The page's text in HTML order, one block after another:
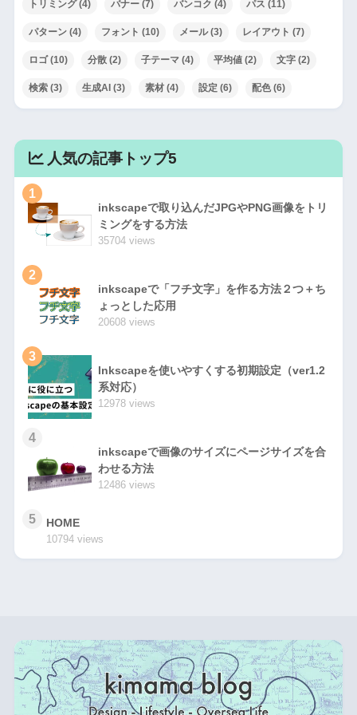
トリミング(4) バナー(7) バンコク (4) パス (11)
パターン(4) フォント (10) メール(3) レイアウト (7)
ロゴ(10) 分散(2) 子テーマ(4) 平均値(2) 文字(2)
検索(3) 生成AI (3) 素材(4) 設定 (6) 配色(6)
人気の記事トップ5
1
inkscapeで取り込んだJPGやPNG画像をトリ
ミングをする方法
35704 views
2
inkscapeで「フチ文字」を作る方法２つ＋ち
ょっとした応用
20608 views
3
Inkscapeを使いやすくする初期設定（ver1.2
系対応）
12978 views
4
inkscapeで画像のサイズにページサイズを合
わせる方法
12486 views
5 HOME
10794 views